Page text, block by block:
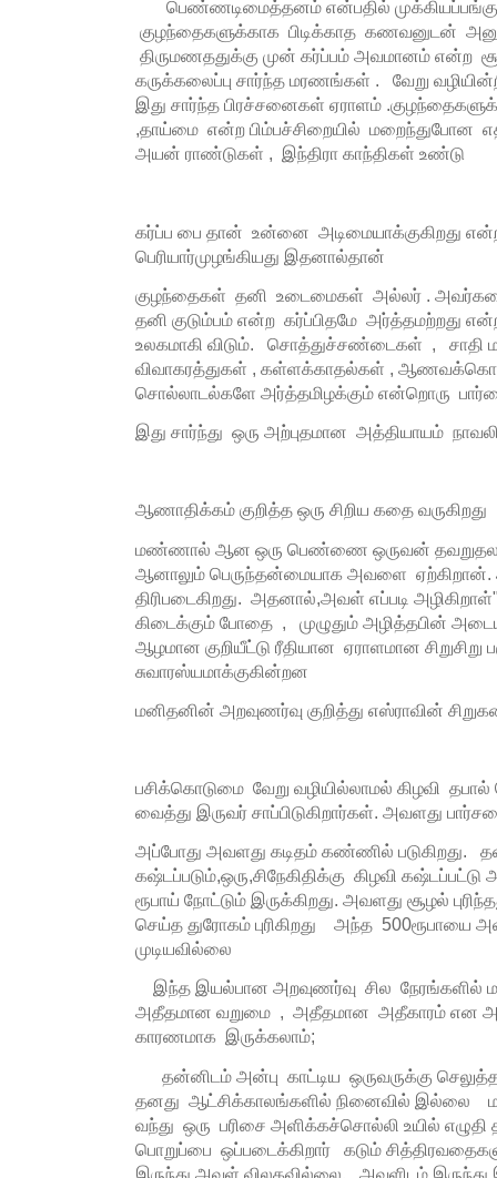
பெண்ணடிமைத்தனம் என்பதில் முக்கியப்பங்கு
குழந்தைகளுக்காக பிடிக்காத கணவனுடன்
திருமணததுக்கு முன் கர்ப்பம் அவமானம் என்ற
கருக்கலைப்பு சார்ந்த மரணங்கள் . வேறு
இது சார்ந்த பிரச்சனைகள் ஏராளம்
,தாய்மை என்ற பிம்பச்சிறையில் மறைந்துபோன
அயன் ராண்டுகள் , இந்திரா காந்திகள் உண்டு
கர்ப்ப பை தான் உன்னை அடிமையாக்குகிறது
பெரியார்முழங்கியது இதனால்தான்
குழந்தைகள் தனி உடைமைகள் அல்லர் .
தனி குடும்பம் என்ற கர்ப்பிதமே அர்த்தமற்றது
உலகமாகி விடும். சொத்துச்சண்டைகள் , சாதி
விவாகரத்துகள் , கள்ளக்காதல்கள் ,
சொல்லாடல்களே அர்த்தமிழக்கும் என்றொரு
இது சார்ந்து ஒரு அற்புதமான அத்தியாயம்
ஆணாதிக்கம் குறித்த ஒரு சிறிய கதை வருகிறது
மண்ணால் ஆன ஒரு பெண்ணை ஒருவன்
ஆனாலும் பெருந்தன்மையாக அவளை ஏற்கிறான்.
திரிபடைகிறது. அதனால்,அவள் எப்படி
கிடைக்கும் போதை , முழுதும் அழித்தபின்
ஆழமான குறியீட்டு ரீதியான ஏராளமான சிறுசிறு
சுவாரஸ்யமாக்குகின்றன
மனிதனின் அறவுணர்வு குறித்து எஸ்ராவின்
பசிக்கொடுமை வேறு வழியில்லாமல் கிழவி
வைத்து இருவர் சாப்பிடுகிறார்கள். அவளது
அப்போது அவளது கடிதம் கண்ணில்
கஷ்டப்படும்,ஒரு,சிநேகிதிக்கு கிழவி கஷ்டப்பட்டு
ரூபாய் நோட்டும் இருக்கிறது. அவளது சூழல்
செய்த துரோகம் புரிகிறது அந்த 500ரூபாயை
முடியவில்லை
இந்த இயல்பான அறவுணர்வு சில நேரங்களில்
அதீதமான வறுமை , அதீதமான அதீகாரம் என
காரணமாக இருக்கலாம்;
தன்னிடம் அன்பு காட்டிய ஒருவருக்கு
தனது ஆட்சிக்காலங்களில் நினைவில் இல்லை
வந்து ஒரு பரிசை அளிக்கச்சொல்லி உயில்
பொறுப்பை ஒப்படைக்கிறார் கடும்
இருந்து அவள் விலகவில்லை. அவளிடம் இருந்து